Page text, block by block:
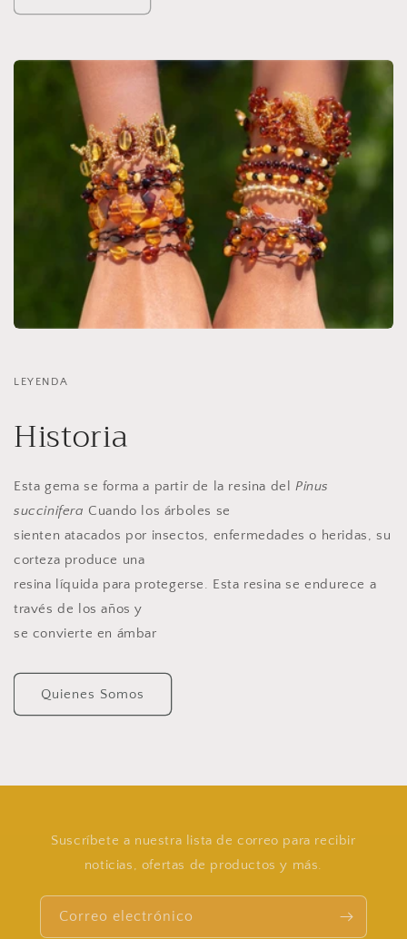
LEYENDA
Historia
Esta gema se forma a partir de la resina del Pinus
succinifera Cuando los árboles se
sienten atacados por insectos, enfermedades o heridas, su
corteza produce una
resina líquida para protegerse. Esta resina se endurece a
través de los años y
se convierte en ámbar
Quienes Somos
Suscríbete a nuestra lista de correo para recibir
noticias, ofertas de productos y más.
Correo electrónico